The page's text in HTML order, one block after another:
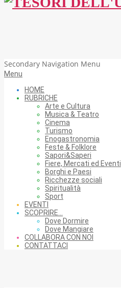
Secondary Navigation Menu
Menu
HOME
RUBRICHE
Arte e Cultura
Musica & Teatro
Cinema
Turismo
Enogastronomia
Feste & Folklore
Sapori&Saperi
Fiere, Mercati ed Eventi
Borghi e Paesi
Ricchezze sociali
Spiritualità
Sport
EVENTI
SCOPRIRE…
Dove Dormire
Dove Mangiare
COLLABORA CON NOI
CONTATTACI